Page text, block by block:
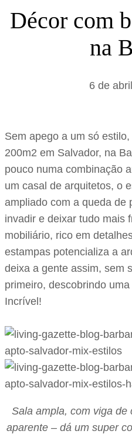
s
a
Décor com
na
6 de
Sem apego a um só
200m2 em Salvador, na
pouco numa combinação
um casal de arquitetos, o
ampliado com a queda de
invadir e deixar tudo mais
mobiliário, rico em
estampas potencializa a
deixa a gente assim, sem
primeiro, descobrindo
Incrível!
Sala ampla, com viga de
aparente – dá um super